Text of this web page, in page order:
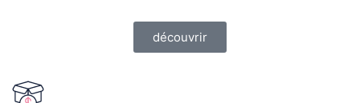
découvrir